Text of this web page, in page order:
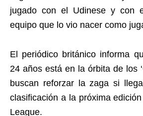
jugado con el Udinese y con
equipo que lo vio nacer como
El periódico británico informa
24 años está en la órbita de los
buscan reforzar la zaga si
clasificación a la próxima
League.